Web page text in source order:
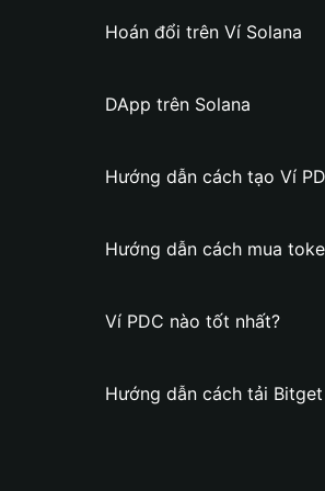
Hoán đổi trên Ví Solana
DApp trên Solana
Hướng dẫn cách tạo Ví
Hướng dẫn cách mua
Ví PDC nào tốt nhất?
Hướng dẫn cách tải